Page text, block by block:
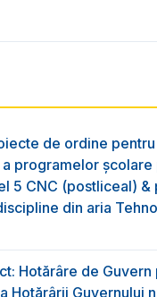
de ordine
programelor școlare
5 CNC (postliceal) &
din aria
Hotărâre de Guvern
Hotărârii Guvernului